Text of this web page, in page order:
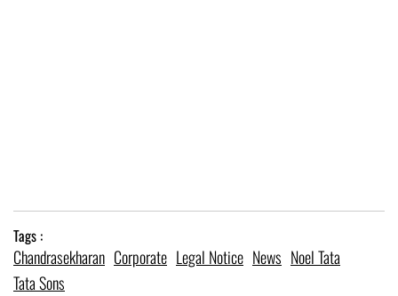
Tags :
Chandrasekharan Corporate Legal Notice News Noel Tata
Tata Sons